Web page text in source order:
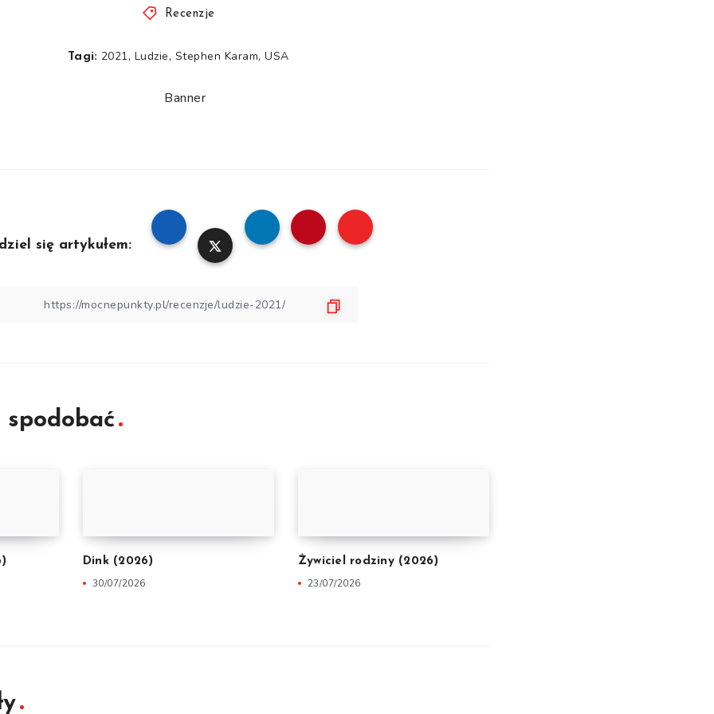
Recenzje
Tagi: 2021, Ludzie, Stephen Karam,USA
się artykułem:
Dink (2026)
30/07/2026
Żywiciel rodziny (2026)
23/07/2026